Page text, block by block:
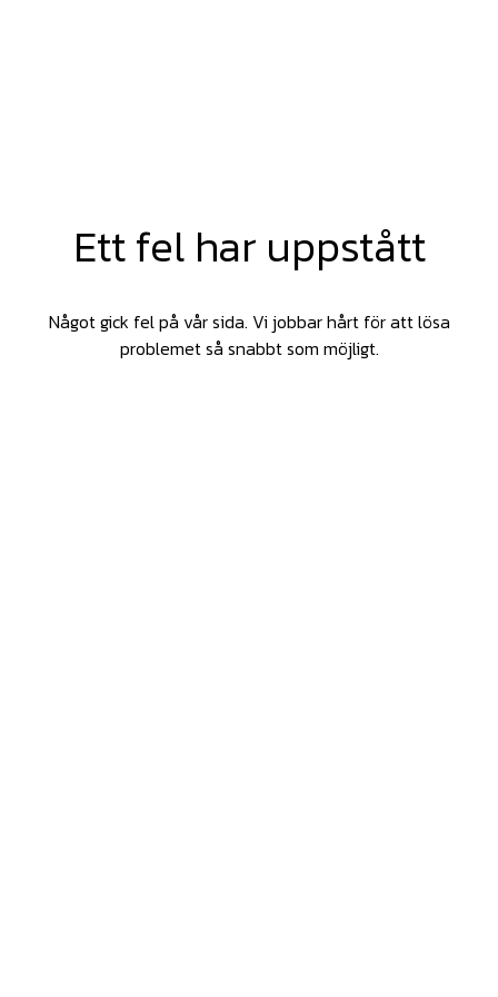
Ett fel har uppstått
Något gick fel på vår sida. Vi jobbar hårt för att lösa
problemet så snabbt som möjligt.